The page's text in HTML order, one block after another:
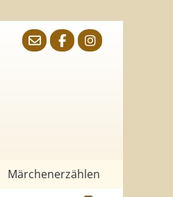
Märchenerzählen